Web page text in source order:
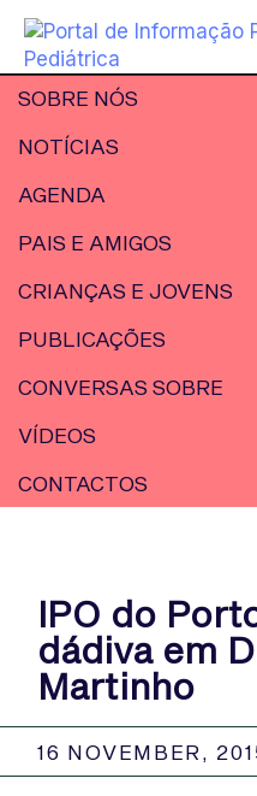
SOBRE NÓS
NOTÍCIAS
AGENDA
PAIS E AMIGOS
CRIANÇAS E JOVENS
PUBLICAÇÕES
CONVERSAS SOBRE
VÍDEOS
CONTACTOS
IPO do
dádiva em
Martinho
16 NOVEMBER,